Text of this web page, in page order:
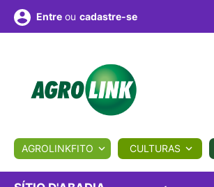
BIOLÓGICOS COTAÇÕES
Entre ou cadastre-se
AGROLINKFITO CULTURAS